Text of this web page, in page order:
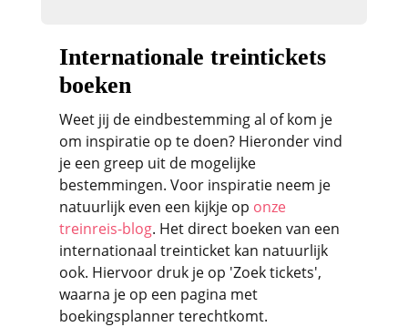
Internationale treintickets
boeken
Weet jij de eindbestemming al of kom je
om inspiratie op te doen? Hieronder vind
je een greep uit de mogelijke
bestemmingen. Voor inspiratie neem je
natuurlijk even een kijkje op onze
treinreis-blog. Het direct boeken van een
internationaal treinticket kan natuurlijk
ook. Hiervoor druk je op 'Zoek tickets',
waarna je op een pagina met
boekingsplanner terechtkomt.